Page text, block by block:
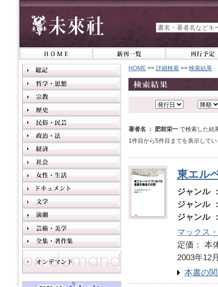
HOME >> 詳細検索 >> 検索結果
著者名 ： 肥前栄一 で検索した結
1件目から5件目までを表示して
東エル
ジャンル
ジャンル
ジャンル
マックス
定価：
2003年12
本書の